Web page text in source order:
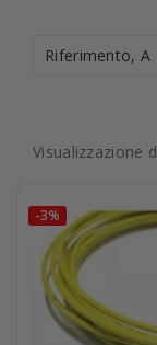
Riferimento, A
Visualizzazione
-3%